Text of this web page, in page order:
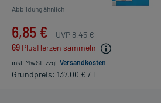
Abbildung ähnlich
6,85 € UVP8,45 €
69 PlusHerzen sammeln
inkl. MwSt. zzgl. Versandkosten
Grundpreis: 137,00 € / l